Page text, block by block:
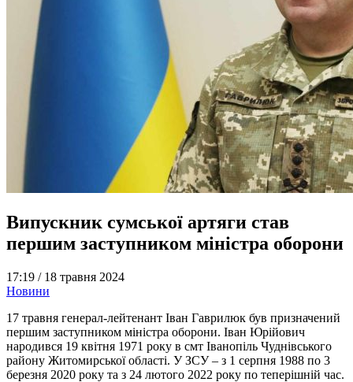
Випускник сумської артяги став
першим заступником міністра оборони
17:19 / 18 травня 2024
Новини
17 травня генерал-лейтенант Іван Гаврилюк був призначений
першим заступником міністра оборони. Іван Юрійович
народився 19 квітня 1971 року в смт Іванопіль Чуднівського
району Житомирської області. У ЗСУ – з 1 серпня 1988 по 3
березня 2020 року та з 24 лютого 2022 року по теперішній час.